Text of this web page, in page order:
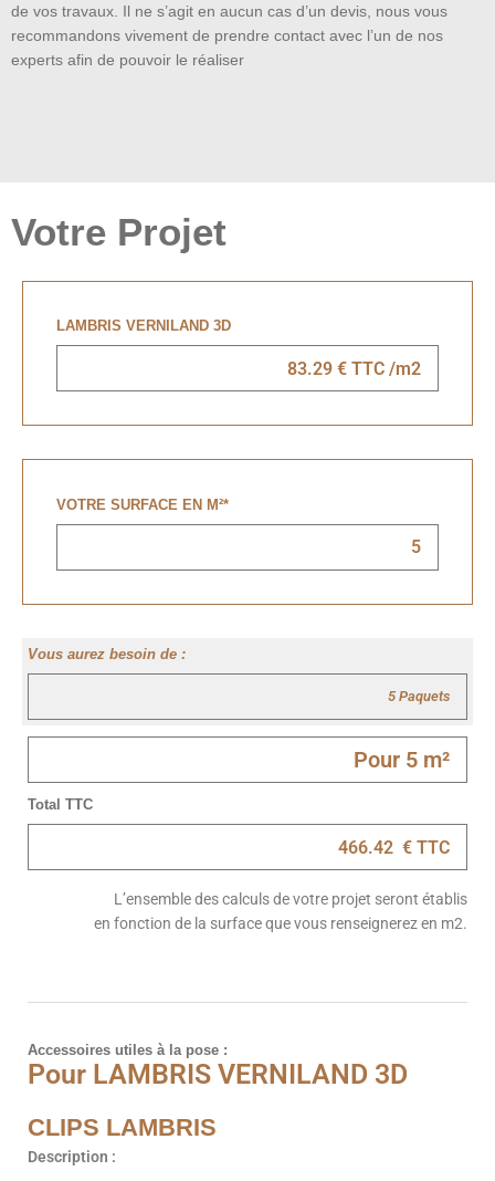
de vos travaux. Il ne s’agit en aucun cas d’un devis, nous vous
recommandons vivement de prendre contact avec l’un de nos
experts afin de pouvoir le réaliser
Votre Projet
LAMBRIS VERNILAND 3D
VOTRE SURFACE EN M²*
Vous aurez besoin de :
Total TTC
L’ensemble des calculs de votre projet seront établis
en fonction de la surface que vous renseignerez en m2.
Accessoires utiles à la pose :
Pour LAMBRIS VERNILAND 3D
CLIPS LAMBRIS
Description :